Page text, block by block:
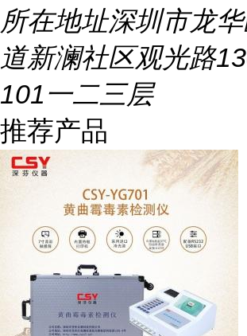
所在地址深圳市龙
道新澜社区观光路
101一二三层
推荐产品